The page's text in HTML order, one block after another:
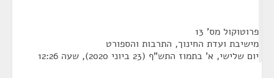
פרוטוקול מס' 13
מישיבת ועדת החינוך, התרבות והספורט
יום שלישי, א' בתמוז התש"ף (23 ביוני 2020), שעה 12:26